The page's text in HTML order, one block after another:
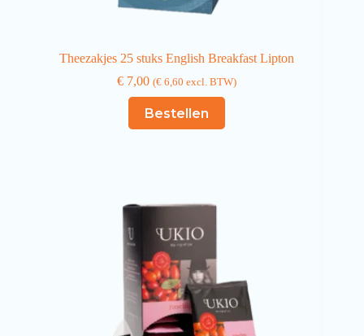
Theezakjes 25 stuks English Breakfast Lipton
€7,00 (€6,60 excl. BTW)
Bestellen